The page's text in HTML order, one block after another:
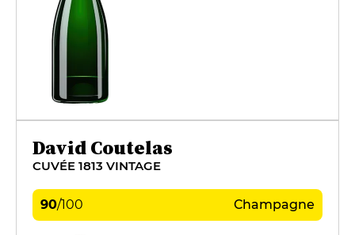
David Coutelas
CUVÉE 1813 VINTAGE
90/100 Champagne